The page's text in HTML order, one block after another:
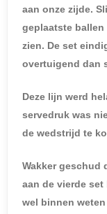
aan onze zijde.
geplaatste
zien. De set
overtuigend dan
Deze lijn werd
servedruk was
de wedstrijd te
Wakker geschud
aan de vierde
wel binnen